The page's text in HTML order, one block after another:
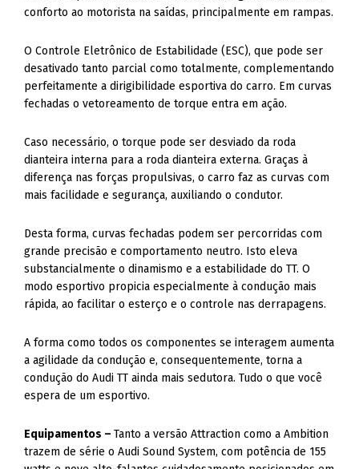
O Controle Eletrônico de Estabilidade (ESC), que pode ser
perfeitamente a dirigibilidade esportiva do carro. Em curvas
fechadas o vetoreamento de torque entra em ação.
Caso necessário, o torque pode ser desviado da roda
dianteira interna para a roda dianteira externa. Graças à
mais facilidade e segurança, auxiliando o condutor.
Desta forma, curvas fechadas podem ser percorridas com
grande precisão e comportamento neutro. Isto eleva
modo esportivo propicia especialmente à condução mais
rápida, ao facilitar o esterço e o controle nas derrapagens.
A forma como todos os componentes se interagem aumenta
a agilidade da condução e, consequentemente, torna a
espera de um esportivo.
Equipamentos –
Tanto a versão Attraction como a Ambition
todo o interior da cabine para um perfeito equilíbrio
sonoro.